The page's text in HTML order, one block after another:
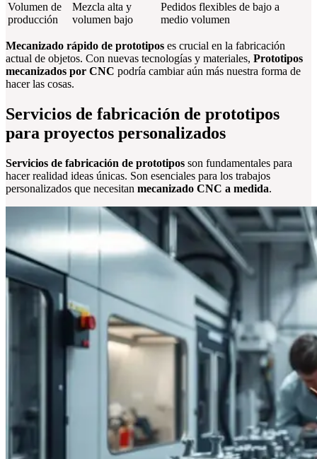
Volumen de
producción
Mezcla alta y
volumen bajo
Pedidos flexibles de bajo a
medio volumen
Mecanizado rápido de prototipos es crucial en la fabricación
actual de objetos. Con nuevas tecnologías y materiales, Prototipos
mecanizados por CNC podría cambiar aún más nuestra forma de
hacer las cosas.
Servicios de fabricación de prototipos
para proyectos personalizados
Servicios de fabricación de prototipos son fundamentales para
hacer realidad ideas únicas. Son esenciales para los trabajos
personalizados que necesitan mecanizado CNC a medida.